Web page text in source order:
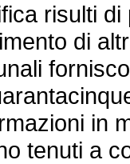
risulti
di
in
tenuti a